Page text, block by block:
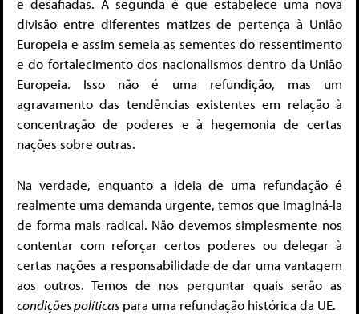
e desafiadas. A segunda é que estabelece uma nova
divisão entre diferentes matizes de pertença à União
Europeia e assim semeia as sementes do ressentimento
e do fortalecimento dos nacionalismos dentro da União
Europeia. Isso não é uma refundição, mas um
agravamento das tendências existentes em relação à
concentração de poderes e à hegemonia de certas
nações sobre outras.
Na verdade, enquanto a ideia de uma refundação é
realmente uma demanda urgente, temos que imaginá-la
de forma mais radical. Não devemos simplesmente nos
contentar com reforçar certos poderes ou delegar à
certas nações a responsabilidade de dar uma vantagem
aos outros. Temos de nos perguntar quais serão as
condições políticas para uma refundação histórica da UE.